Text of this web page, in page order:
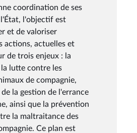
coordination de ses
l'objectif est
et de valoriser
actions, actuelles et
de trois enjeux : la
lutte contre les
de compagnie,
la gestion de l'errance
ainsi que la prévention
la maltraitance des
Ce plan est